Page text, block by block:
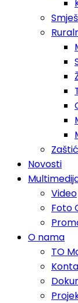
Novosti
Video
Foto
O nama
TO